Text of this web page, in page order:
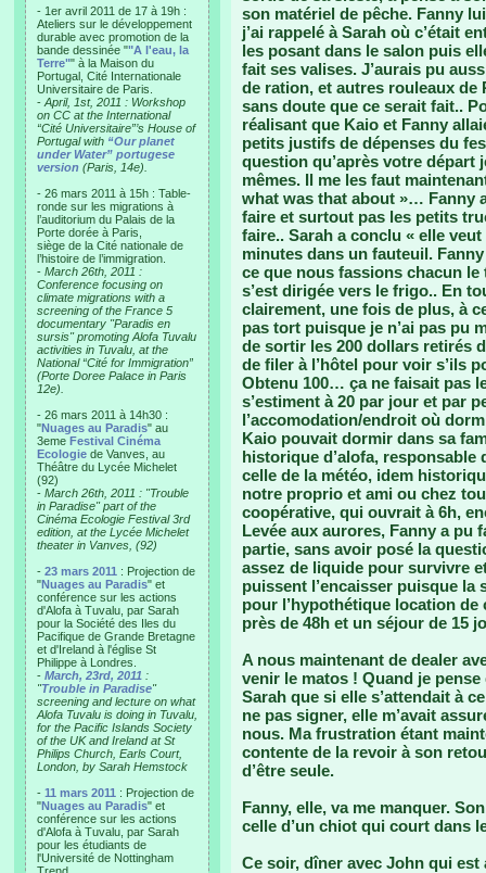
- 1er avril 2011 de 17 à 19h :
Ateliers sur le développement
durable avec promotion de la
bande dessinée ""A l'eau, la
Terre"" à la Maison du
Portugal, Cité Internationale
Universitaire de Paris.
- April, 1st, 2011 : Workshop
on CC at the International
“Cité Universitaire”’s House of
Portugal with “Our planet
under Water” portugese
version (Paris, 14e).
- 26 mars 2011 à 15h : Table-
ronde sur les migrations à
l’auditorium du Palais de la
Porte dorée à Paris,
siège de la Cité nationale de
l’histoire de l’immigration.
- March 26th, 2011 :
Conference focusing on
climate migrations with a
screening of the France 5
documentary "Paradis en
sursis" promoting Alofa Tuvalu
activities in Tuvalu, at the
National “Cité for Immigration”
(Porte Doree Palace in Paris
12e).
- 26 mars 2011 à 14h30 :
"Nuages au Paradis" au
3eme Festival Cinéma
Ecologie de Vanves, au
Théâtre du Lycée Michelet
(92)
- March 26th, 2011 : "Trouble
in Paradise" part of the
Cinéma Ecologie Festival 3rd
edition, at the Lycée Michelet
theater in Vanves, (92)
- 23 mars 2011 : Projection de
"Nuages au Paradis" et
conférence sur les actions
d'Alofa à Tuvalu, par Sarah
pour la Société des Iles du
Pacifique de Grande Bretagne
et d'Ireland à l'église St
Philippe à Londres.
- March, 23rd, 2011 :
"Trouble in Paradise"
screening and lecture on what
Alofa Tuvalu is doing in Tuvalu,
for the Pacific Islands Society
of the UK and Ireland at St
Philips Church, Earls Court,
London, by Sarah Hemstock
- 11 mars 2011 : Projection de
"Nuages au Paradis" et
conférence sur les actions
d'Alofa à Tuvalu, par Sarah
pour les étudiants de
l'Université de Nottingham
son matériel de pêche. Fanny
j’ai rappelé à Sarah où c’était
les posant dans le salon puis
fait ses valises. J’aurais pu
de ration, et autres rouleaux de
sans doute que ce serait fait..
réalisant que Kaio et Fanny
petits justifs de dépenses du
question qu’après votre départ
mêmes. Il me les faut
what was that about »… Fanny
faire et surtout pas les petits
faire.. Sarah a conclu « elle
minutes dans un fauteuil.
ce que nous fassions chacun le
s’est dirigée vers le frigo.. En
clairement, une fois de plus, à
pas tort puisque je n’ai pas pu
de sortir les 200 dollars retirés
de filer à l’hôtel pour voir s’ils
Obtenu 100… ça ne faisait pas
s’estiment à 20 par jour et par
l’accomodation/endroit où
Kaio pouvait dormir dans sa
historique d’alofa, responsable
celle de la météo, idem
notre proprio et ami ou chez
coopérative, qui ouvrait à 6h,
Levée aux aurores, Fanny a pu
partie, sans avoir posé la
assez de liquide pour survivre
puissent l’encaisser puisque la
pour l’hypothétique location de
près de 48h et un séjour de 15
A nous maintenant de dealer
venir le matos ! Quand je pense
Sarah que si elle s’attendait à
ne pas signer, elle m’avait
nous. Ma frustration étant
contente de la revoir à son
d’être seule.
Fanny, elle, va me manquer.
celle d’un chiot qui court dans
Ce soir, dîner avec John qui est